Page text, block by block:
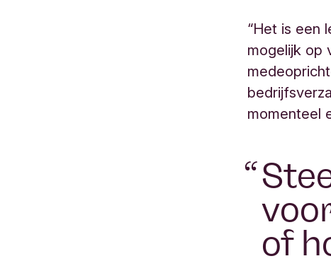
“Het is een
mogelijk op
momenteel
of